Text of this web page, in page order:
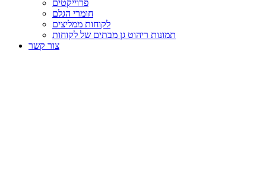
פרוייקטים
חומרי הגלם
לקוחות ממליצים
תמונות ריהוט גן מבתים של לקוחות
צור קשר